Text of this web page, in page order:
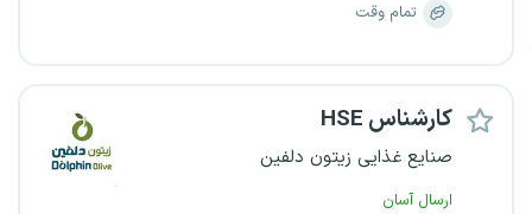
تمام وقت
کارشناس HSE
صنایع غذایی زیتون دلفین
ارسال آسان